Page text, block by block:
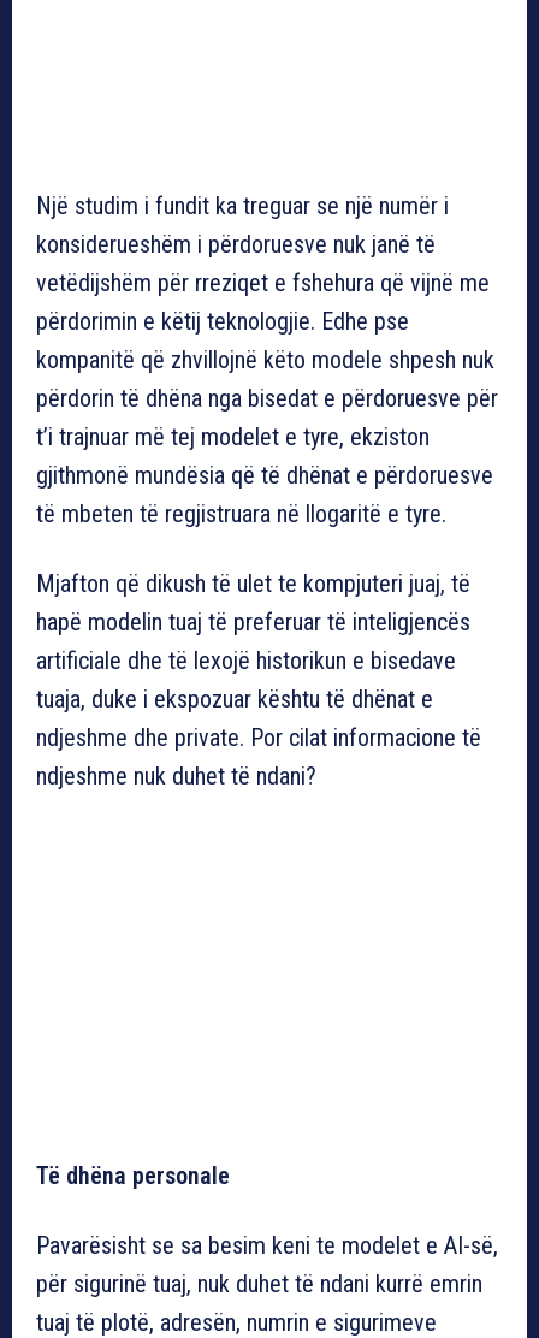
Një studim i fundit ka treguar se një numër i
konsiderueshëm i përdoruesve nuk janë të
vetëdijshëm për rreziqet e fshehura që vijnë me
përdorimin e këtij teknologjie. Edhe pse
kompanitë që zhvillojnë këto modele shpesh nuk
përdorin të dhëna nga bisedat e përdoruesve për
t’i trajnuar më tej modelet e tyre, ekziston
gjithmonë mundësia që të dhënat e përdoruesve
të mbeten të regjistruara në llogaritë e tyre.
Mjafton që dikush të ulet te kompjuteri juaj, të
hapë modelin tuaj të preferuar të inteligjencës
artificiale dhe të lexojë historikun e bisedave
tuaja, duke i ekspozuar kështu të dhënat e
ndjeshme dhe private. Por cilat informacione të
ndjeshme nuk duhet të ndani?
Të dhëna personale
Pavarësisht se sa besim keni te modelet e AI-së,
për sigurinë tuaj, nuk duhet të ndani kurrë emrin
tuaj të plotë, adresën, numrin e sigurimeve